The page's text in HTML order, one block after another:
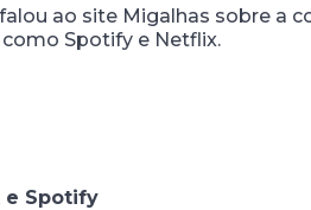
ao site Migalhas sobre a
Spotify e Netflix.
e Spotify